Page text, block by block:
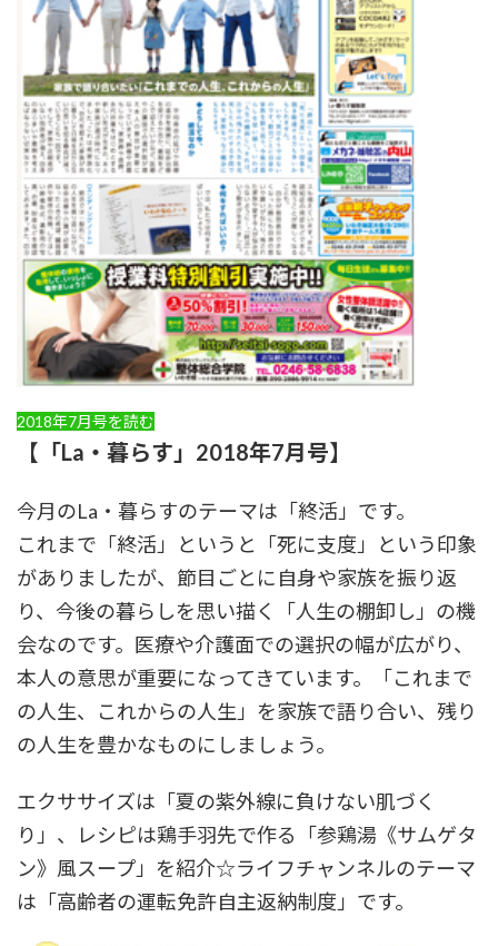
2018年7月号を読む
【「La・暮らす」2018年7月号】
今月のLa・暮らすのテーマは「終活」です。
これまで「終活」というと「死に支度」という印象
がありましたが、節目ごとに自身や家族を振り返
り、今後の暮らしを思い描く「人生の棚卸し」の機
会なのです。医療や介護面での選択の幅が広がり、
本人の意思が重要になってきています。「これまで
の人生、これからの人生」を家族で語り合い、残り
の人生を豊かなものにしましょう。
エクササイズは「夏の紫外線に負けない肌づく
り」、レシピは鶏手羽先で作る「参鶏湯《サムゲタ
ン》風スープ」を紹介☆ライフチャンネルのテーマ
は「高齢者の運転免許自主返納制度」です。